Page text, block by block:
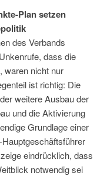
Plan setzen
des Verbands
dass die
waren nicht nur
ist richtig: Die
weitere Ausbau der
und die Aktivierung
Grundlage einer
eindrücklich, dass
notwendig sei